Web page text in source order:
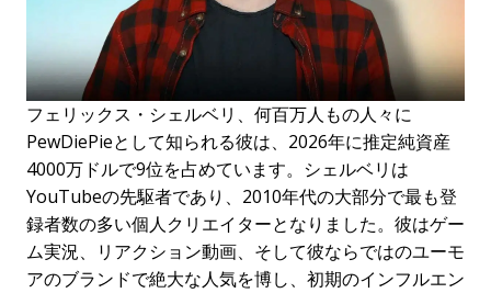
フェリックス・シェルベリ、何百万人もの人々に
PewDiePieとして知られる彼は、2026年に推定純資産
4000万ドルで9位を占めています。シェルベリは
YouTubeの先駆者であり、2010年代の大部分で最も登
録者数の多い個人クリエイターとなりました。彼はゲー
ム実況、リアクション動画、そして彼ならではのユーモ
アのブランドで絶大な人気を博し、初期のインフルエン